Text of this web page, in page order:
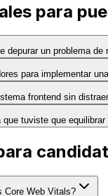
para
depurar un problema
para implementar
frontend sin
tuviste que
Core Web Vitals?